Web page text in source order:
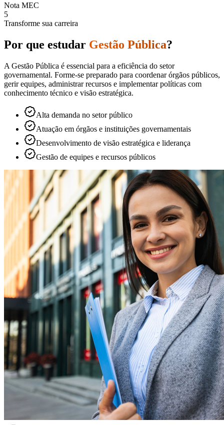
Nota MEC
5
Transforme sua carreira
Por que estudar Gestão Pública?
A Gestão Pública é essencial para a eficiência do setor
governamental. Forme-se preparado para coordenar órgãos públicos,
gerir equipes, administrar recursos e implementar políticas com
conhecimento técnico e visão estratégica.
Alta demanda no setor público
Atuação em órgãos e instituições governamentais
Desenvolvimento de visão estratégica e liderança
Gestão de equipes e recursos públicos